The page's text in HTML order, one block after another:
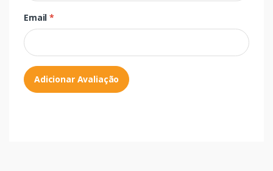
Email*
Adicionar Avaliação